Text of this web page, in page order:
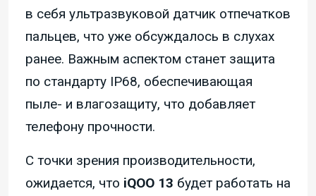
в себя ультразвуковой датчик отпечатков
пальцев, что уже обсуждалось в слухах
ранее. Важным аспектом станет защита
по стандарту IP68, обеспечивающая
пыле- и влагозащиту, что добавляет
телефону прочности.
С точки зрения производительности,
ожидается, что iQOO 13 будет работать на